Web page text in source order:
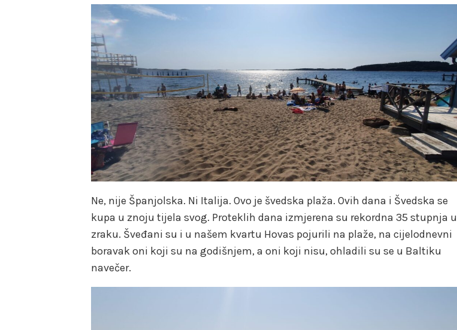
Ne, nije Španjolska. Ni Italija. Ovo je švedska plaža. Ovih dana i Švedska se
kupa u znoju tijela svog. Proteklih dana izmjerena su rekordna 35 stupnja u
zraku. Šveđani su i u našem kvartu Hovas pojurili na plaže, na cijelodnevni
boravak oni koji su na godišnjem, a oni koji nisu, ohladili su se u Baltiku
navečer.